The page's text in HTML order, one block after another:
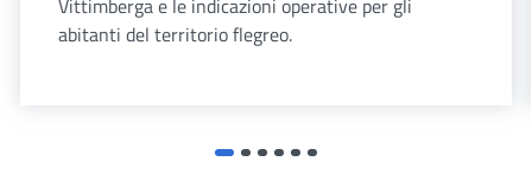
Vittimberga e le indicazioni operative per gli
abitanti del territorio flegreo.